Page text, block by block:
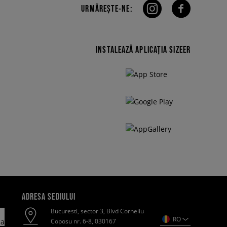
URMĂREȘTE-NE:
INSTALEAZĂ APLICAȚIA SIZEER
ADRESA SEDIULUI
Bucuresti, sector 3, Blvd Corneliu
Coposu nr. 6-8, 030167
RO